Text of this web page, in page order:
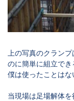
上の写真のクランプ
のに簡単に組立でき
僕は使ったことはな
当現場は足場解体